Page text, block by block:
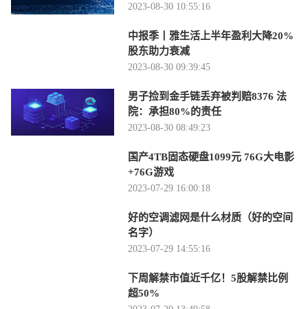
2023-08-30 10:55:16
中报季丨雅生活上半年盈利大降20%
股东助力衰减
2023-08-30 09:39:45
男子捡到金手链丢弃被判赔8376 法
院：承担80%的责任
2023-08-30 08:49:23
国产4TB固态硬盘1099元 76G大电影
+76G游戏
2023-07-29 16:00:18
好的空调滤网是什么材质（好的空间
名字）
2023-07-29 14:55:16
下周解禁市值近千亿！5股解禁比例
超50%